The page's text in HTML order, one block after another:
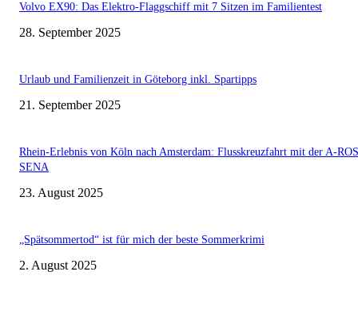
Volvo EX90: Das Elektro-Flaggschiff mit 7 Sitzen im Familientest
28. September 2025
Urlaub und Familienzeit in Göteborg inkl. Spartipps
21. September 2025
Rhein-Erlebnis von Köln nach Amsterdam: Flusskreuzfahrt mit der A-
SENA
23. August 2025
„Spätsommertod“ ist für mich der beste Sommerkrimi
2. August 2025